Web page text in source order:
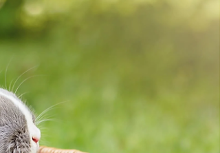
2025년 5월 29일
중고 교복 저렴하게 판매합니다 [타우랑가 비전유학
귀국하시는 가족, 학생들 그동안 기부 또는 판매요청
시고 주고가신 교복들 깨끗하게 박스에 넣어 두었었는
데 이렇게 하니 계속 쌓이기만 해서 유학원 내부에 앞
로 계속 새로운 상품들 입고될 때마다 잘 보이게 진열
해둘 예정입니다. ​ 금액대는...